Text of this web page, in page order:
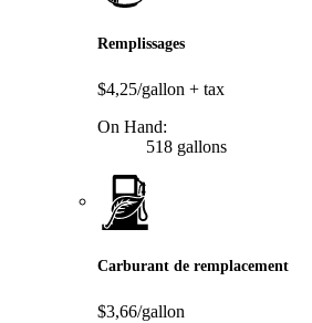
Remplissages
$4,25/gallon + tax
On Hand:
518 gallons
Carburant de remplacement
$3,66/gallon